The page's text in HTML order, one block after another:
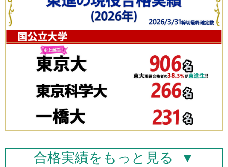
合格実績を もっと見る ▼